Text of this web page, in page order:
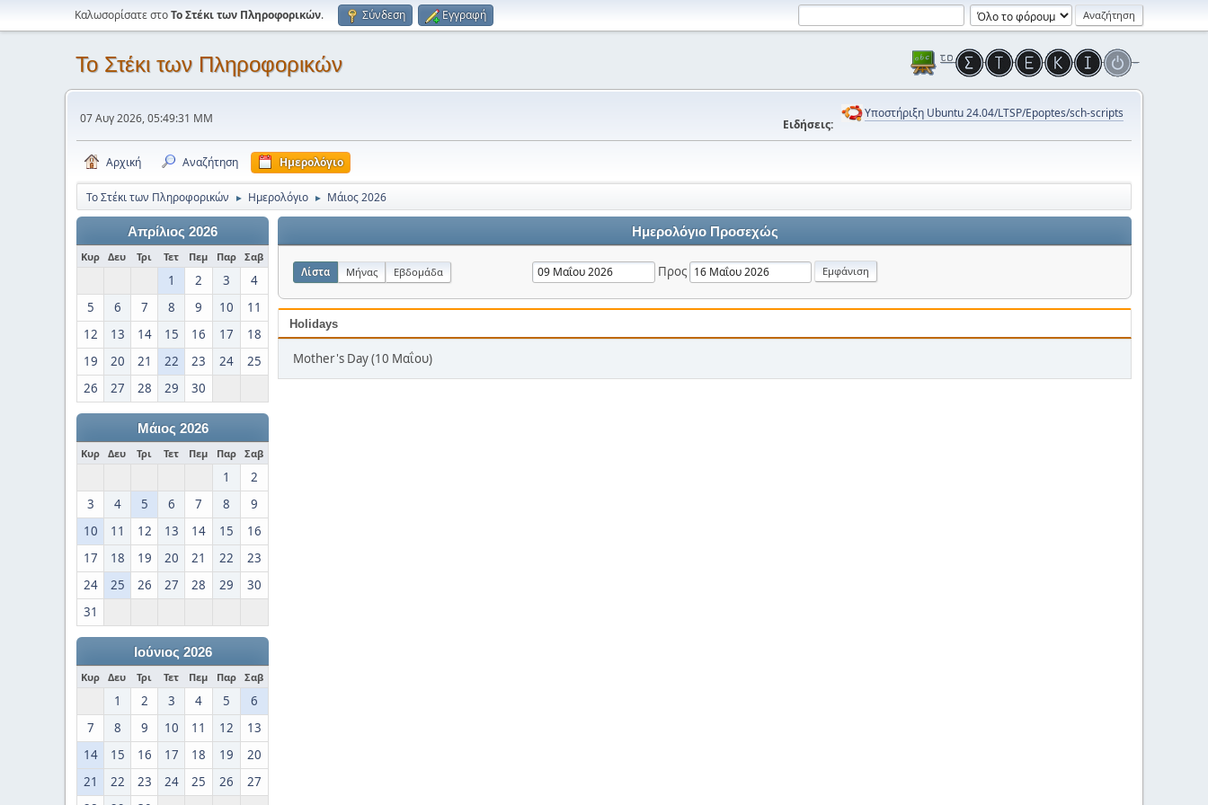
Καλωσορίσατε στοΤο Στέκι των Πληροφορικών. Σύνδεση Εγγραφή
Το Στέκι των Πληροφορικών
07 Αυγ 2026, 05:49:31 ΜΜ Ειδήσεις:
Υποστήριξη Ubuntu 24.04/LTSP/Epoptes/sch-scripts
Αρχική Αναζήτηση Ημερολόγιο
Το Στέκι των Πληροφορικών ► Ημερολόγιο ► Μάιος 2026
Απρίλιος 2026
Κυρ Δευ Τρι Τετ Πεμ Παρ Σαβ
1 2 3
4
5
6 7 8 9 10
11
12
13 14 15 16 17
18
19
20 21 22 23 24
25
26
27 28 29 30
Μάιος 2026
Κυρ Δευ Τρι Τετ Πεμ Παρ Σαβ
1
2
3
4 5 6 7 8
9
10
11 12 13 14 15
16
17
18 19 20 21 22
23
24
25 26 27 28 29
30
31
Ιούνιος 2026
Κυρ Δευ Τρι Τετ Πεμ Παρ Σαβ
1 2 3 4 5
6
7
8 9 10 11 12
13
14
15 16 17 18 19
20
21
22 23 24 25 26
27
Ημερολόγιο Προσεχώς
Λίστα Μήνας Εβδομάδα Προς
Holidays
Mother's Day (10 Μαΐου)